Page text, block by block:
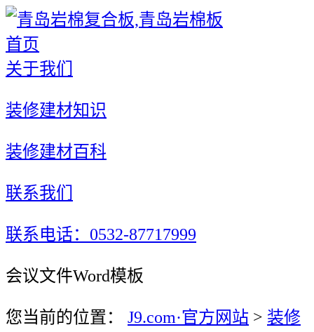
首页
关于我们
装修建材知识
装修建材百科
联系我们
联系电话：0532-87717999
会议文件Word模板
您当前的位置： J9.com·官方网站 > 装修